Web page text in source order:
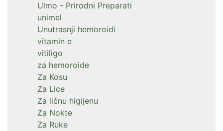
Ulmo - Prirodni Preparati
unimel
Unutrasnji hemoroidi
vitamin e
vitiligo
za hemoroide
Za Kosu
Za Lice
Za ličnu higijenu
Za Nokte
Za Ruke